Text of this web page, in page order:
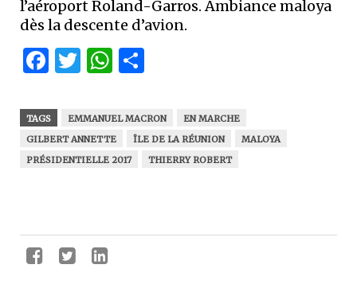
l’aéroport Roland-Garros. Ambiance maloya
dès la descente d’avion.
Facebook
Twitter
WhatsApp
TAGS EMMANUEL MACRON
EN MARCHE
GILBERT ANNETTE
ÎLE DE LA RÉUNION
MALOYA
PRÉSIDENTIELLE 2017
THIERRY ROBERT